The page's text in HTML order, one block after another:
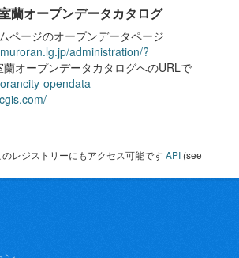
蘭オープンデータカタログ
ページのオープンデータページ
administration/?
蘭オープンデータカタログへのURLで
opendata-
レジストリーにもアクセス可能ですAPI (see